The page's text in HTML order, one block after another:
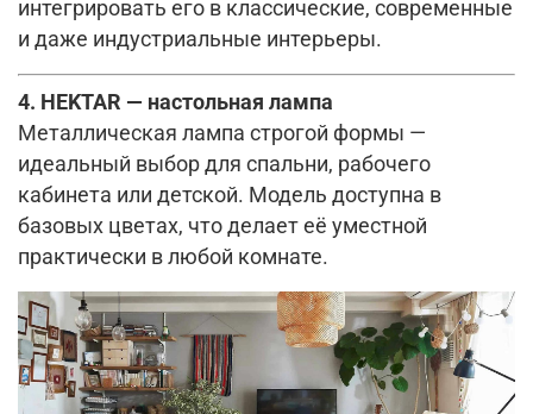
интегрировать его в классические, современные
и даже индустриальные интерьеры.
4. HEKTAR — настольная лампа
Металлическая лампа строгой формы —
идеальный выбор для спальни, рабочего
кабинета или детской. Модель доступна в
базовых цветах, что делает её уместной
практически в любой комнате.